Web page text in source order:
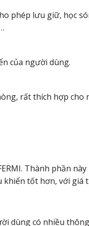
phép lưu giữ, học
của người dùng.
rất thích hợp cho
Thành phần
khiển tốt hơn, với giá
dùng có nhiều